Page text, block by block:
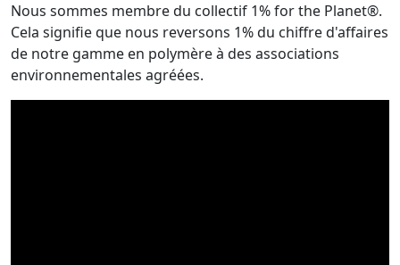
Nous sommes membre du collectif 1% for the Planet®.
Cela signifie que nous reversons 1% du chiffre d'affaires
de notre gamme en polymère à des associations
environnementales agréées.